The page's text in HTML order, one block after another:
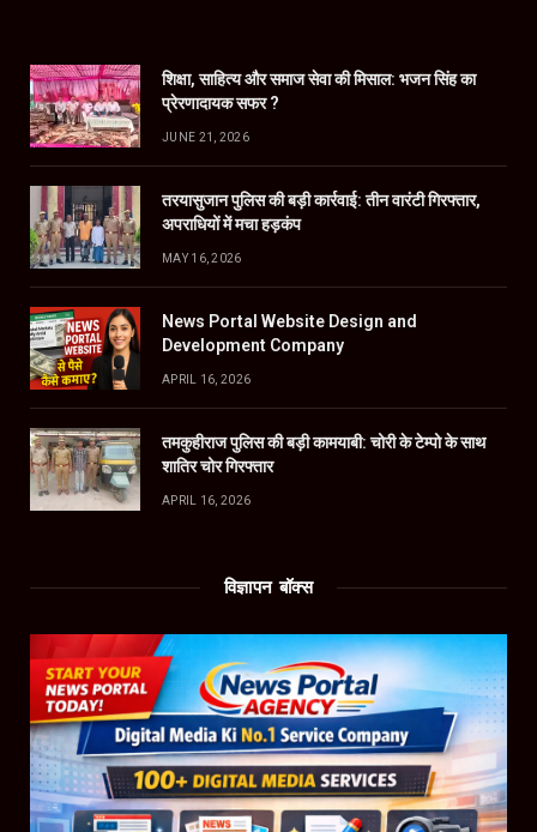
शिक्षा, साहित्य और समाज सेवा की मिसाल: भजन सिंह का
प्रेरणादायक सफर ?
JUNE 21, 2026
तरयासुजान पुलिस की बड़ी कार्रवाई: तीन वारंटी गिरफ्तार,
अपराधियों में मचा हड़कंप
MAY 16, 2026
News Portal Website Design and
Development Company
APRIL 16, 2026
तमकुहीराज पुलिस की बड़ी कामयाबी: चोरी के टेम्पो के साथ
शातिर चोर गिरफ्तार
APRIL 16, 2026
विज्ञापन बॉक्स